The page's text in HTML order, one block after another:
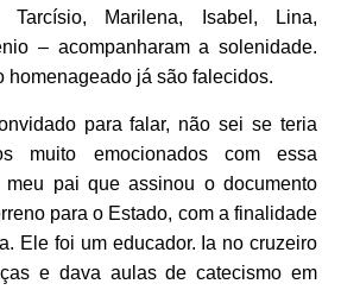
Marilena, Isabel, Lina,
– acompanharam a solenidade.
homenageado já são falecidos.
para falar, não sei se teria
muito emocionados com essa
meu pai que assinou o documento
para o Estado, com a finalidade
Ele foi um educador. Ia no cruzeiro
e dava aulas de catecismo em